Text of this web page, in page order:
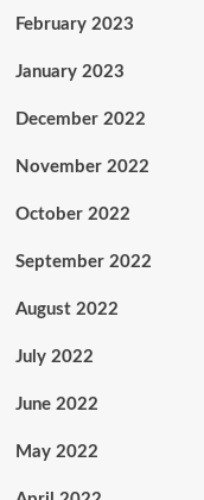
February 2023
January 2023
December 2022
November 2022
October 2022
September 2022
August 2022
July 2022
June 2022
May 2022